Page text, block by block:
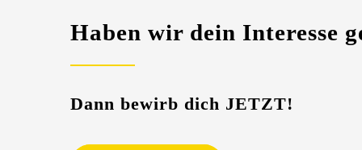
Haben wir dein Interesse
Dann bewirb dich JETZT!